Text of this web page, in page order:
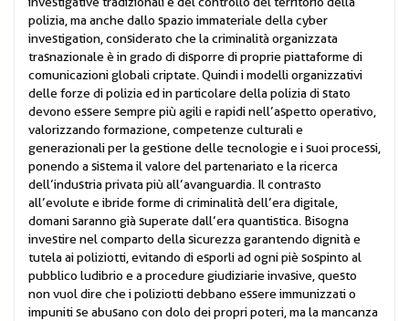
polizia, ma anche dallo spazio immateriale della cyber
investigation, considerato che la criminalità organizzata
trasnazionale è in grado di disporre di proprie piattaforme di
comunicazioni globali criptate. Quindi i modelli organizzativi
delle forze di polizia ed in particolare della polizia di stato
devono essere sempre più agili e rapidi nell’aspetto operativo,
valorizzando formazione, competenze culturali e
generazionali per la gestione delle tecnologie e i suoi processi,
ponendo a sistema il valore del partenariato e la ricerca
dell’industria privata più all’avanguardia. Il contrasto
all’evolute e ibride forme di criminalità dell’era digitale,
domani saranno già superate dall’era quantistica. Bisogna
investire nel comparto della sicurezza garantendo dignità e
tutela ai poliziotti, evitando di esporli ad ogni piè sospinto al
pubblico ludibrio e a procedure giudiziarie invasive, questo
non vuol dire che i poliziotti debbano essere immunizzati o
impuniti se abusano con dolo dei propri poteri, ma la mancanza